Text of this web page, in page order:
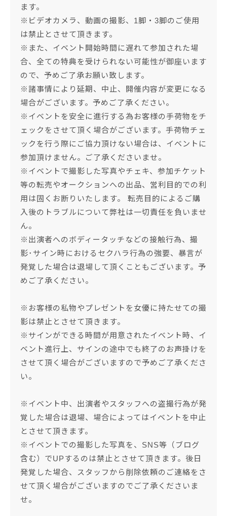
ます。
※ビデオカメラ、動画の撮影、1脚・3脚のご使用
は禁止とさせて頂きます。
※また、イベント開始時間に遅れて参加された場
合、全ての特典を受けられない可能性が御座います
ので、予めご了承お願い致します。
※諸事情により延期、中止、開催内容が変更になる
場合がございます。予めご了承ください。
※イベントを安全に進行する為お客様の手荷物をチ
ェックをさせて頂く場合がございます。手荷物チェ
ックを行う際にご協力頂けない場合は、イベントに
参加頂けません。ご了承くださいませ。
※イベントで撮影した写真やチェキ、参加チケット
等の転売やオークションへの出品、営利目的での利
用は固くお断りいたします。 転売目的によるご購
入後のトラブルについて弊社は一切責任を負いませ
ん。
※出演者へのボディータッチなどの接触行為、撮
影･サイン時におけるセクハラ行為の強要、暴言が
発覚した場合は退場して頂くこともございます。予
めご了承ください。
※お客様の私物やプレゼントを女優に持たせての撮
影は禁止とさせて頂きます。
※サインができる時間が用意されたイベント時、イ
ベント進行上、サインの途中でも終了のお声掛けを
させて頂く場合がございますので予めご了承くださ
い。
※イベント中、出演者やスタッフへの盗撮行為が発
覚した場合は退場、場合によってはイベントを中止
とさせて頂きます。
※イベントでの撮影した写真を、SNS等（ブログ
含む）でUPするのは禁止とさせて頂きます。後日
発覚した場合、スタッフから削除依頼のご連絡をさ
せて頂く場合がございますのでご了承くださいま
せ。